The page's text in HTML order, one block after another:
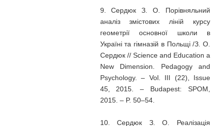
9. Сердюк З. О. Порівняльний
аналіз змістових ліній курсу
геометрії основної школи в
Україні та гімназій в Польщі /З. О.
Сердюк // Science and Education a
New Dimension. Pedagogy and
Psychology. – Vol. III (22), Issue
45, 2015. – Budapest: SPOM,
2015. – P. 50–54.
10. Сердюк З. О. Реалізація